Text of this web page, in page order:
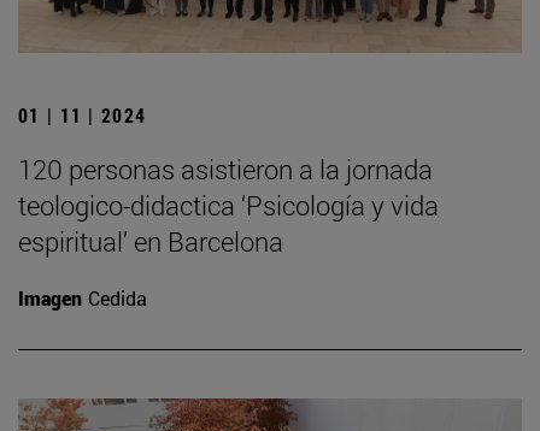
01 | 11 | 2024
120 personas asistieron a la jornada
teologico-didactica ‘Psicología y vida
espiritual’ en Barcelona
Imagen Cedida